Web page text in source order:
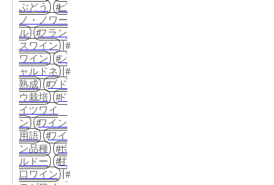
ぶどう
ピ
ノ・ノワー
ル
フラン
スワイン
ワイン
シ
ャルドネ
熟成
ブド
ウ栽培
ド
イツワイ
ン
ワイン
用語
ワイ
ン品種
ボ
ルドー
甘
口ワイン